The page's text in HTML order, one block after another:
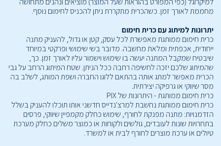
מחממת לאורך זמן. כשהכרית מתקררת ניתן להכניס לחימום נוסף.
יתרונות למיתוג עם כרית חימום
כרית חימום ממותגת מאפשרת לכל עסק, קטן או גדול, להעניק מתנה
ייחודית, אכפתית ומלאת מחשבה. מדובר בשי שימושי ופרקטי במיוחד
שיבטיח שמקבל המתנה יעשה בו שימוש וישמור עליו לאורך זמן. כך,
שהמיתוג שלכם יזכה לחשיפה רחבה ככל הניתן. שטח המיתוג הרחב על גבי
הכרית מאפשר למתג אותה בהתאם ללוגו החברה ושפת המותג, לשלב בה
מסר שיווקי או גרפיקה יצירתית.
כרית חימום ממותגת - היתרונות של PIX
כרית חימום ממותגת נחשבת למרצ'נדייס חדשני אותו תוכלו להעניק בשלל
הזדמנויות: מתנה מפנקת לחורף, שימוש כחלק מקמפיין שיווקי, פרסים
בתחרויות שונות לעובדים, גולשים ולקוחות או כמוצר משלים כחלק מערכת
טיולים או ערכת מוצרים לחורף לבית או למשרד.